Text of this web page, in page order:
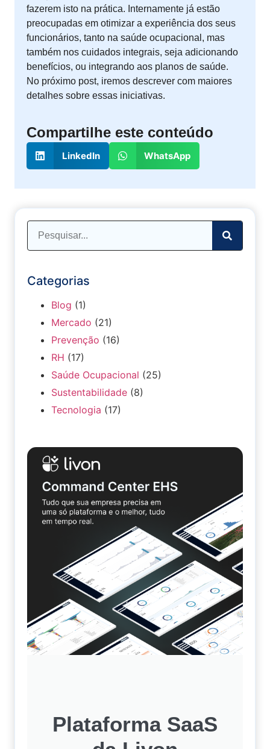
fazerem isto na prática. Internamente já estão
preocupadas em otimizar a experiência dos seus
funcionários, tanto na saúde ocupacional, mas
também nos cuidados integrais, seja adicionando
benefícios, ou integrando aos planos de saúde.
No próximo post, iremos descrever com maiores
detalhes sobre essas iniciativas.
Compartilhe este conteúdo
LinkedIn WhatsApp
Categorias
Blog (1)
Mercado (21)
Prevenção (16)
RH (17)
Saúde Ocupacional (25)
Sustentabilidade (8)
Tecnologia (17)
Plataforma SaaS